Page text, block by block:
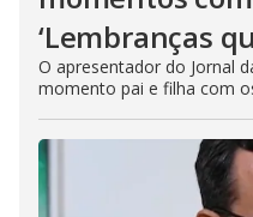
‘Lembranças
O apresentador do Jornal
momento pai e filha com